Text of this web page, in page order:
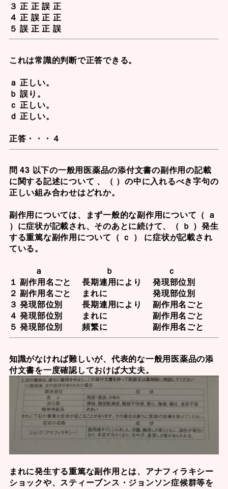
３ 正 正 誤 正
４ 正 誤 正 正
５ 誤 正 正 誤
これは常識的判断で正答できる。
ａ 正しい。
ｂ 誤り。
ｃ 正しい。
ｄ 正しい。
正答・・・４
問 43 以下の一般用医薬品の添付文書の副作用の記載
に関する記述について 、（ ）の中に入れるべき字句の
正しい組み合わせはどれか。
副作用については、まず一般的な副作用について（ ａ
）に症状が記載され、そのあとに続けて、（ ｂ ）発生
する重篤な副作用について（ ｃ ） に症状が記載され
ている。
ａ ｂ ｃ
１ 副作用名ごと 長期連用により 発現部位別
２ 副作用名ごと まれに 発現部位別
３ 発現部位別 長期連用により 副作用名ごと
４ 発現部位別 まれに 副作用名ごと
５ 発現部位別 頻繁に 副作用名ごと
知識がなければ難しいが、代表的な一般用医薬品の添
付文書を一度確認しておけば大丈夫。
まれに発生する重篤な副作用とは、 アナフィラキシー
ショックや、 スティーブンス・ジョンソン症候群等を